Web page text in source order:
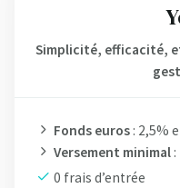
Simplicité, efficacité,
Fonds euros : 2,5%
Versement minimal
0 frais d’entrée